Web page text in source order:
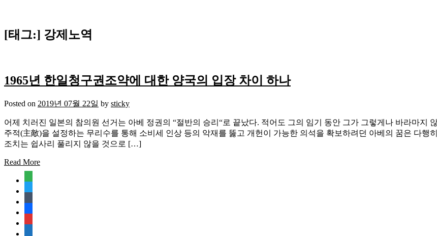
[태그:] 강제노역
1965년 한일청구권조약에 대한 양국의 입장 차이 하나
Posted on 2019년 07월 22일 by sticky
어제 치러진 일본의 참의원 선거는 아베 정권의 “절반의 승리“로 끝났다. 적어도 그의 임기 동안 그가 그렇게나 바라마지
주적(主敵)을 설정하는 무리수를 통해 소비세 인상 등의 악재를 뚫고 개헌이 가능한 의석을 확보하려던 아베의 꿈은 다행
조치는 쉽사리 풀리지 않을 것으로 […]
Read More